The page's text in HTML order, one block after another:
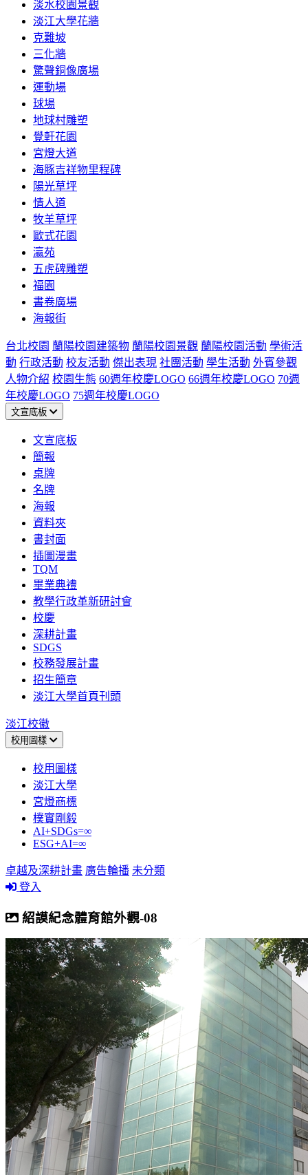
淡水校園景觀
淡江大學花牆
克難坡
三化牆
驚聲銅像廣場
運動場
球場
地球村雕塑
覺軒花園
宮燈大道
海豚吉祥物里程碑
陽光草坪
情人道
牧羊草坪
歐式花園
瀛苑
五虎碑雕塑
福園
書卷廣場
海報街
台北校園 蘭陽校園建築物 蘭陽校園景觀 蘭陽校園活動 學術活
動 行政活動 校友活動 傑出表現 社團活動 學生活動 外賓參觀
人物介紹 校園生態 60週年校慶LOGO 66週年校慶LOGO 70週
年校慶LOGO 75週年校慶LOGO
文宣底板
文宣底板
簡報
桌牌
名牌
海報
資料夾
書封面
插圖漫畫
TQM
畢業典禮
教學行政革新研討會
校慶
深耕計畫
SDGS
校務發展計畫
招生簡章
淡江大學首頁刊頭
淡江校徽
校用圖樣
校用圖樣
淡江大學
宮燈商標
樸實剛毅
AI+SDGs=∞
ESG+AI=∞
卓越及深耕計畫 廣告輪播 未分類
登入
紹謨紀念體育館外觀-08